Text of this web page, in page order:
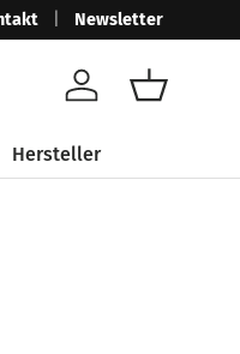
€ netto mit MwSt. 297,50
Newsletter
Konto
Hersteller